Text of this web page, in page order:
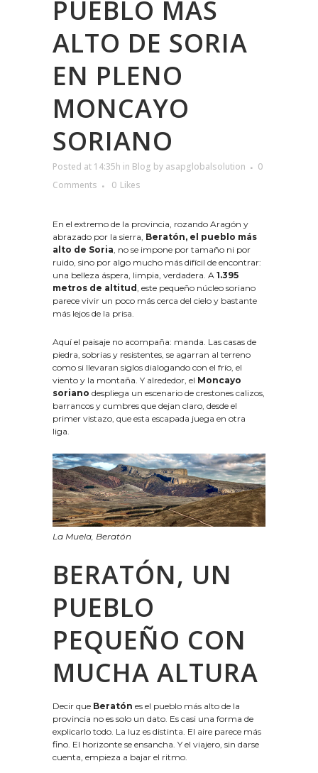
PUEBLO MÁS
ALTO DE SORIA
EN PLENO
MONCAYO
SORIANO
Posted at 14:35h in Blog by asapglobalsolution
0
Comments
0 Likes
En el extremo de la provincia, rozando Aragón y
abrazado por la sierra, Beratón, el pueblo más
alto de Soria, no se impone por tamaño ni por
ruido, sino por algo mucho más difícil de encontrar:
una belleza áspera, limpia, verdadera. A 1.395
metros de altitud , este pequeño núcleo soriano
parece vivir un poco más cerca del cielo y bastante
más lejos de la prisa.
Aquí el paisaje no acompaña: manda. Las casas de
piedra, sobrias y resistentes, se agarran al terreno
como si llevaran siglos dialogando con el frío, el
viento y la montaña. Y alrededor, el Moncayo
soriano despliega un escenario de crestones calizos,
barrancos y cumbres que dejan claro, desde el
primer vistazo, que esta escapada juega en otra
liga.
La Muela, Beratón
BERATÓN, UN
PUEBLO
PEQUEÑO CON
MUCHA ALTURA
Decir que Beratón es el pueblo más alto de la
provincia no es solo un dato. Es casi una forma de
explicarlo todo. La luz es distinta. El aire parece más
fino. El horizonte se ensancha. Y el viajero, sin darse
cuenta, empieza a bajar el ritmo.